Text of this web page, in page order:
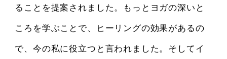
ることを提案されました。もっとヨガの深いと
ころを学ぶことで、ヒーリングの効果があるの
で、今の私に役立つと言われました。そしてイ